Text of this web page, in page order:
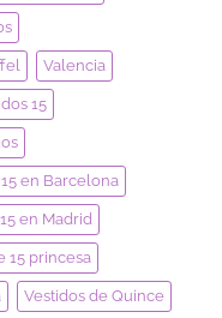
Valencia
15
en Barcelona
en Madrid
15 princesa
Vestidos de Quince